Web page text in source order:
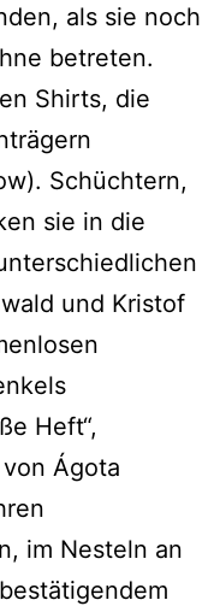
als sie noch
betreten.
Shirts, die
Schüchtern,
sie in die
und Kristof
Heft“,
Ágota
im Nesteln an